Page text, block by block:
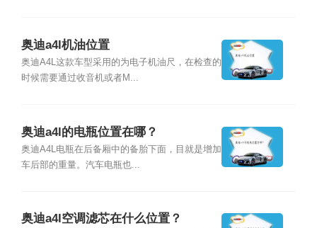
奥迪a4l机油位置
奥迪A4L这款车型采用的为电子机油尺，在检查的
时候需要通过收音机或者M...
奥迪a4l的电瓶位置在哪？
奥迪A4L电瓶在后备厢中的备胎下面，目就是增加
车后部的重量。汽车电瓶也...
奥迪a4l空调滤芯在什么位置？